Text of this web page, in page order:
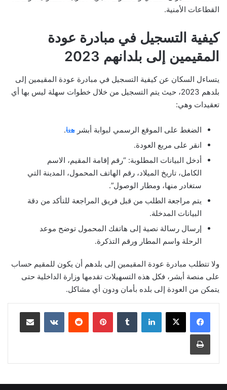
القطاعات الأمنية.
كيفية التسجيل في مبادرة عودة
المقيمين إلى بلدانهم 2023
يتساءل السكان عن كيفية التسجيل في مبادرة عودة المقيمين إلى
بلدهم 2023، حيث يتم التسجيل من خلال خطوات سهلة ليس بها أي
تعقيدات وهي:
الضغط على الموقع الرسمي لبوابة أبشر هنا.
انقر على مربع العودة.
أدخل البيانات المطلوبة: “رقم إقامة المقيم، الاسم
الكامل، تاريخ الميلاد، رقم الهاتف المحمول، المدينة التي
ستغادر منها، ومطار الوصول”.
يتم مراجعة الطلب من قبل فريق المراجعة للتأكد من دقة
البيانات المدخلة.
إرسال رسالة نصية إلى هاتفك المحمول توضح موعد
الرحلة واسم المطار ورقم التذكرة.
ولا تتطلب مبادرة عودة المقيمين إلى بلدهم أن يكون للمقيم حساب
على منصة أبشر، فكل هذه التسهيلات تقدمها وزارة الداخلية حتى
يتمكن من العودة إلى بلده بأمان ودون أي مشاكل.
لينكدإن بينتيريست مشاركة عبر البريد
طباعة